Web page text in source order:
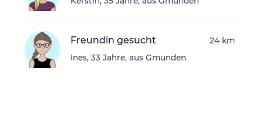
Freundin gesucht
Ines, 33 Jahre, aus Gmunden
24 km